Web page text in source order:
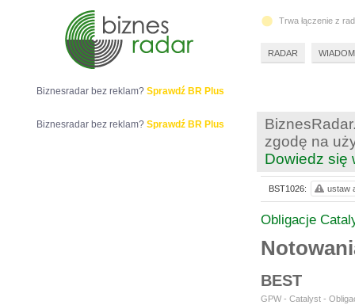
zgodę na
Dowiedz się
Obligacje
BEST
GPW - Catalyst -
BST1026: ustaw
Biznesradar bez reklam? Sprawdź BR Plus
Biznesradar bez reklam? Sprawdź BR Plus
Trwa łączenie z
RADAR